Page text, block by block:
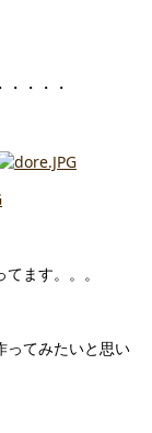
・・・
ます。。。
ってみたいと思い